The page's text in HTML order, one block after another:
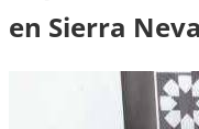
en Sierra